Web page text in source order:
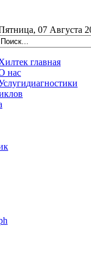
07 Августа
главная
нас
диагностики